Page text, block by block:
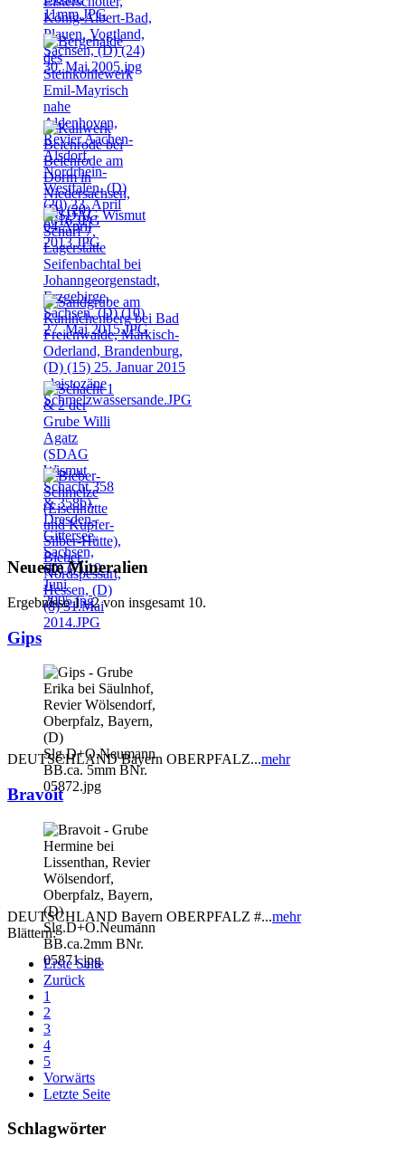
Neueste Mineralien
Ergebnisse 1 - 2 von insgesamt 10.
Gips
DEUTSCHLAND Bayern OBERPFALZ...mehr
Bravoit
DEUTSCHLAND Bayern OBERPFALZ #...mehr
Blättern:
Erste Seite
Zurück
1
2
3
4
5
Vorwärts
Letzte Seite
Schlagwörter